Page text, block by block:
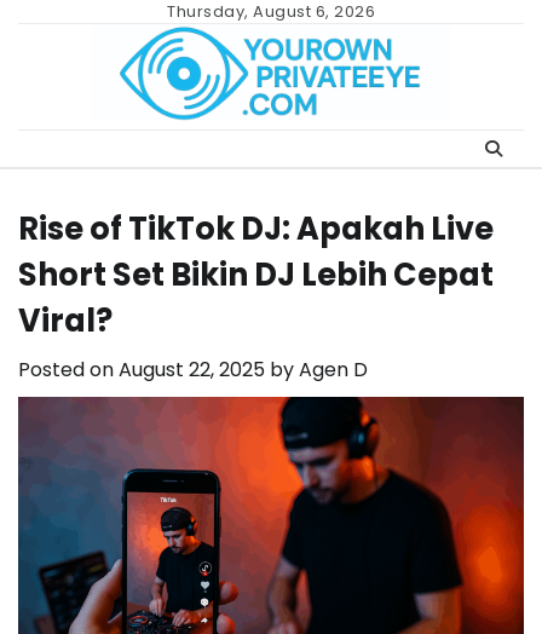
Thursday, August 6, 2026
Rise of TikTok DJ: Apakah Live
Short Set Bikin DJ Lebih Cepat
Viral?
Posted onAugust 22, 2025 byAgen D